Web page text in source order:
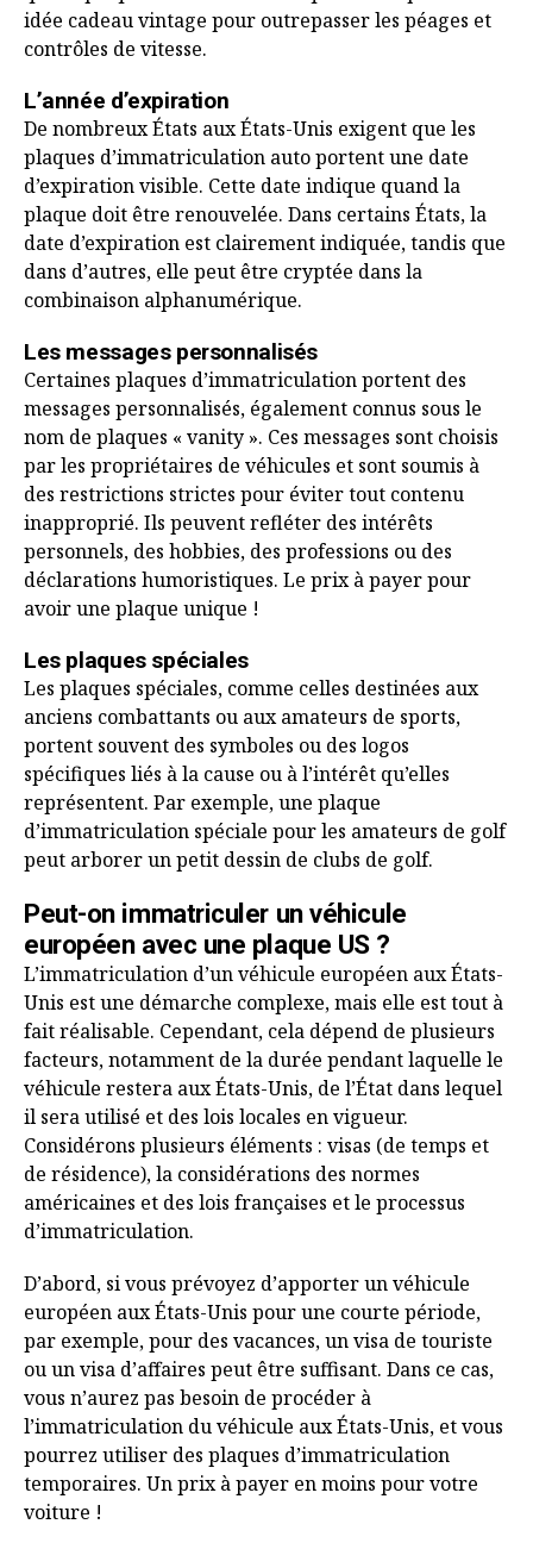
idée cadeau vintage pour outrepasser les péages et
contrôles de vitesse.
L’année d’expiration
De nombreux États aux États-Unis exigent que les
plaques d’immatriculation auto portent une date
d’expiration visible. Cette date indique quand la
plaque doit être renouvelée. Dans certains États, la
date d’expiration est clairement indiquée, tandis que
dans d’autres, elle peut être cryptée dans la
combinaison alphanumérique.
Les messages personnalisés
Certaines plaques d’immatriculation portent des
messages personnalisés, également connus sous le
nom de plaques « vanity ». Ces messages sont choisis
par les propriétaires de véhicules et sont soumis à
des restrictions strictes pour éviter tout contenu
inapproprié. Ils peuvent refléter des intérêts
personnels, des hobbies, des professions ou des
déclarations humoristiques. Le prix à payer pour
avoir une plaque unique !
Les plaques spéciales
Les plaques spéciales, comme celles destinées aux
anciens combattants ou aux amateurs de sports,
portent souvent des symboles ou des logos
spécifiques liés à la cause ou à l’intérêt qu’elles
représentent. Par exemple, une plaque
d’immatriculation spéciale pour les amateurs de golf
peut arborer un petit dessin de clubs de golf.
Peut-on immatriculer un véhicule
européen avec une plaque US ?
L’immatriculation d’un véhicule européen aux États-
Unis est une démarche complexe, mais elle est tout à
fait réalisable. Cependant, cela dépend de plusieurs
facteurs, notamment de la durée pendant laquelle le
véhicule restera aux États-Unis, de l’État dans lequel
il sera utilisé et des lois locales en vigueur.
Considérons plusieurs éléments : visas (de temps et
de résidence), la considérations des normes
américaines et des lois françaises et le processus
d’immatriculation.
D’abord, si vous prévoyez d’apporter un véhicule
européen aux États-Unis pour une courte période,
par exemple, pour des vacances, un visa de touriste
ou un visa d’affaires peut être suffisant. Dans ce cas,
vous n’aurez pas besoin de procéder à
l’immatriculation du véhicule aux États-Unis, et vous
pourrez utiliser des plaques d’immatriculation
temporaires. Un prix à payer en moins pour votre
voiture !